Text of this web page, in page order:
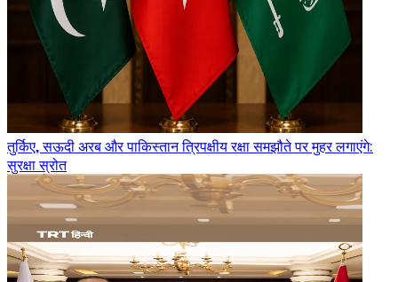
तुर्किए, सऊदी अरब और पाकिस्तान त्रिपक्षीय रक्षा समझौते पर मुहर लगाएंगे:
सुरक्षा स्रोत